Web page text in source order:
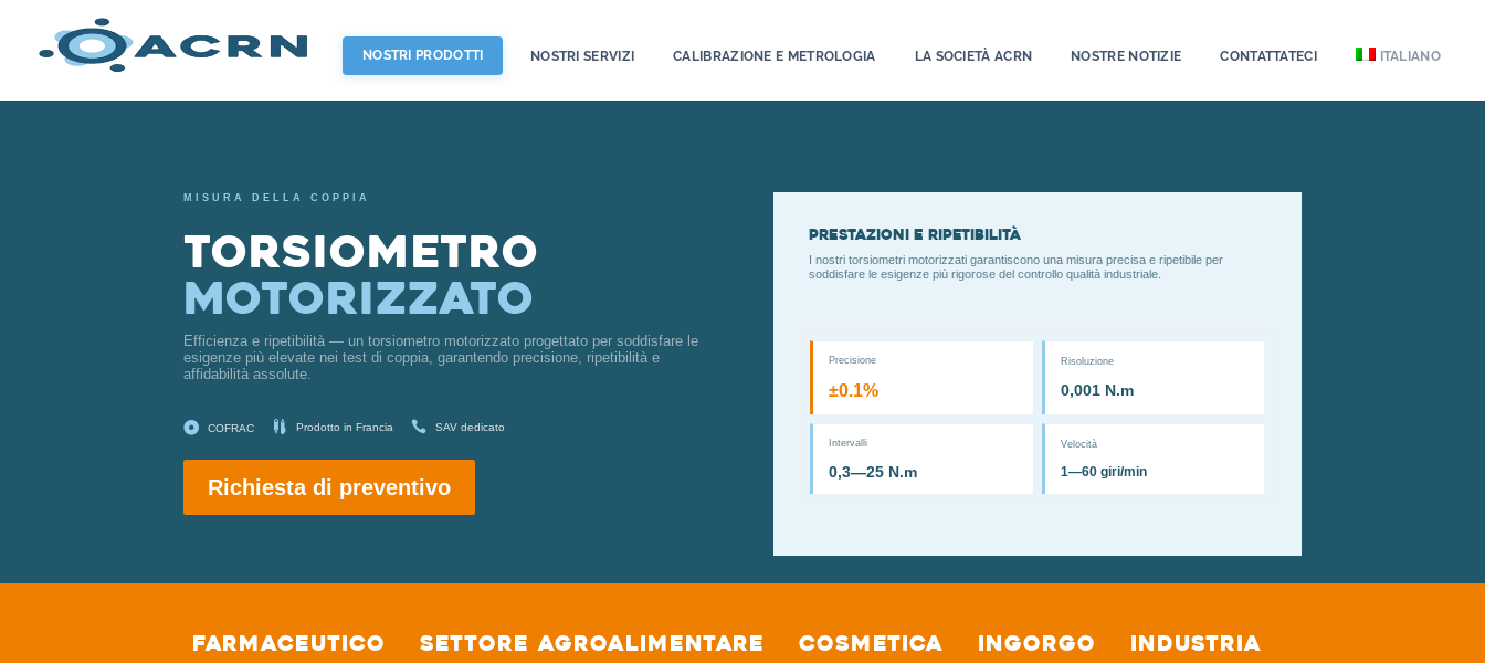
NOSTRI PRODOTTI NOSTRI SERVIZI CALIBRAZIONE E METROLOGIA LA SOCIETÀ ACRN NOSTRE NOTIZIE CONTATTATECI ITALIANO
MISURA DELLA COPPIA
Torsiometro
Motorizzato
Efficienza e ripetibilità — un torsiometro motorizzato progettato per soddisfare le
esigenze più elevate nei test di coppia, garantendo precisione, ripetibilità e
affidabilità assolute.
 COFRAC  Prodotto in Francia  SAV dedicato
Richiesta di preventivo
Prestazioni e ripetibilità
I nostri torsiometri motorizzati garantiscono una misura precisa e ripetibile per
soddisfare le esigenze più rigorose del controllo qualità industriale.
Precisione
±0.1%
Risoluzione
0,001 N.m
Intervalli
0,3—25 N.m
Velocità
1—60 giri/min
Farmaceutico Settore agroalimentare Cosmetica Ingorgo
Industria